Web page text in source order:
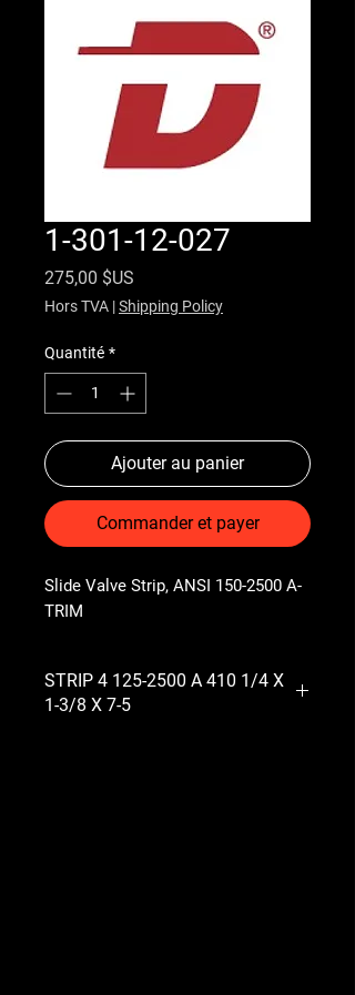
1-301-12-027
275,00 $US
Hors TVA |Shipping Policy
Quantité *
Ajouter au panier
Commander et payer
Slide Valve Strip, ANSI 150-2500 A-
TRIM
STRIP 4 125-2500 A 410 1/4 X
1-3/8 X 7-5